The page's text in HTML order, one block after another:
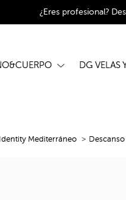
¿Eres profesional?
DG
Identity Mediterráneo